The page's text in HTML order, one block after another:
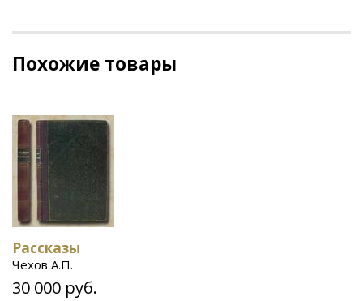
Похожие товары
Рассказы
Чехов А.П.
30 000 руб.